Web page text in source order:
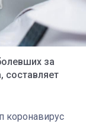
за
составляет
коронавирус